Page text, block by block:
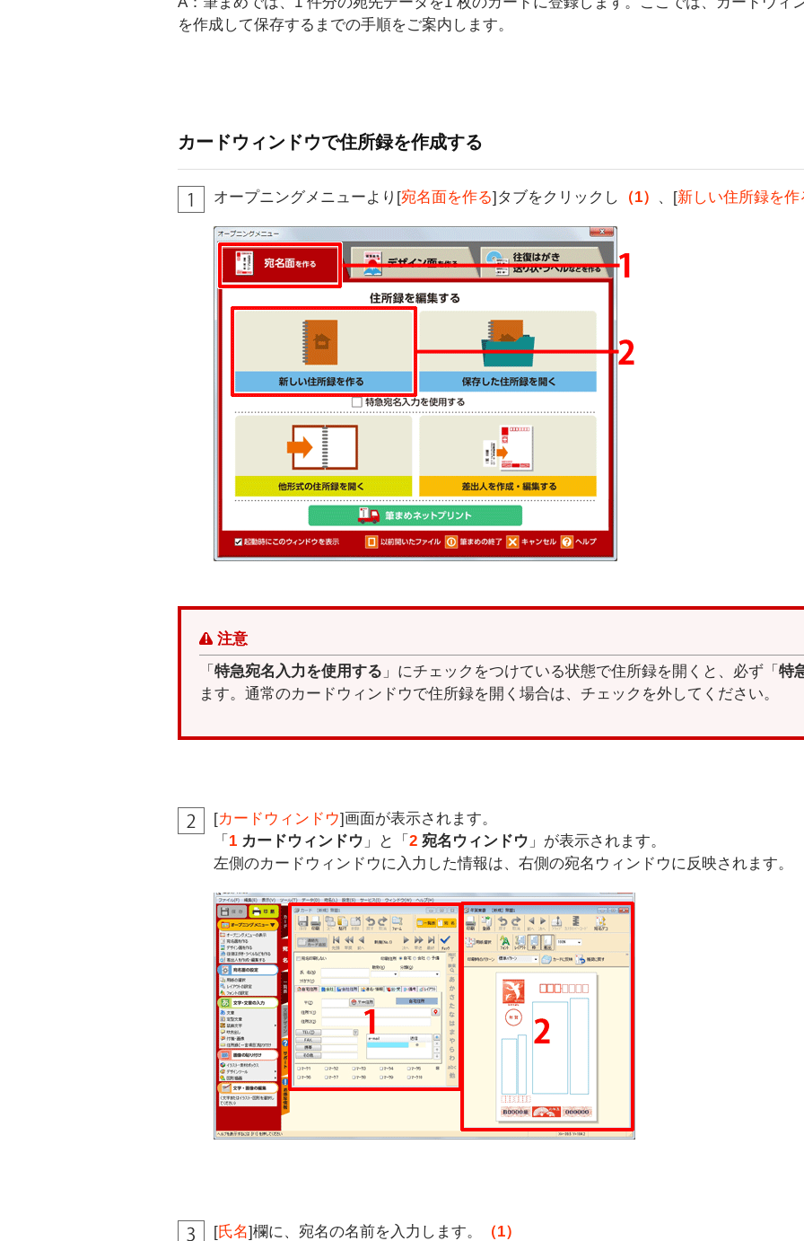
を作成して保存するまでの手順をご案内します。
カードウィンドウで住所録を作成する
オープニングメニューより[宛名面を作る]タブをクリックし （1） 、[新しい住所録を作
注意
「 特急宛名入力を使用する 」にチェックをつけている状態で住所録を開くと、必ず「 特
ます。通常のカードウィンドウで住所録を開く場合は、チェックを外してください。
[カードウィンドウ]画面が表示されます。
「 1 カードウィンドウ 」と「 2 宛名ウィンドウ 」が表示されます。
左側のカードウィンドウに入力した情報は、右側の宛名ウィンドウに反映されます。
[氏名]欄に、宛名の名前を入力します。
（1）